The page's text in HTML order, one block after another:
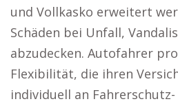
und Vollkasko erweitert
Schäden bei Unfall,
abzudecken. Autofahrer
Flexibilität, die ihren
individuell an